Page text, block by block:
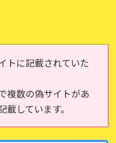
に記載されていた
複数の偽サイトがあ
しています。